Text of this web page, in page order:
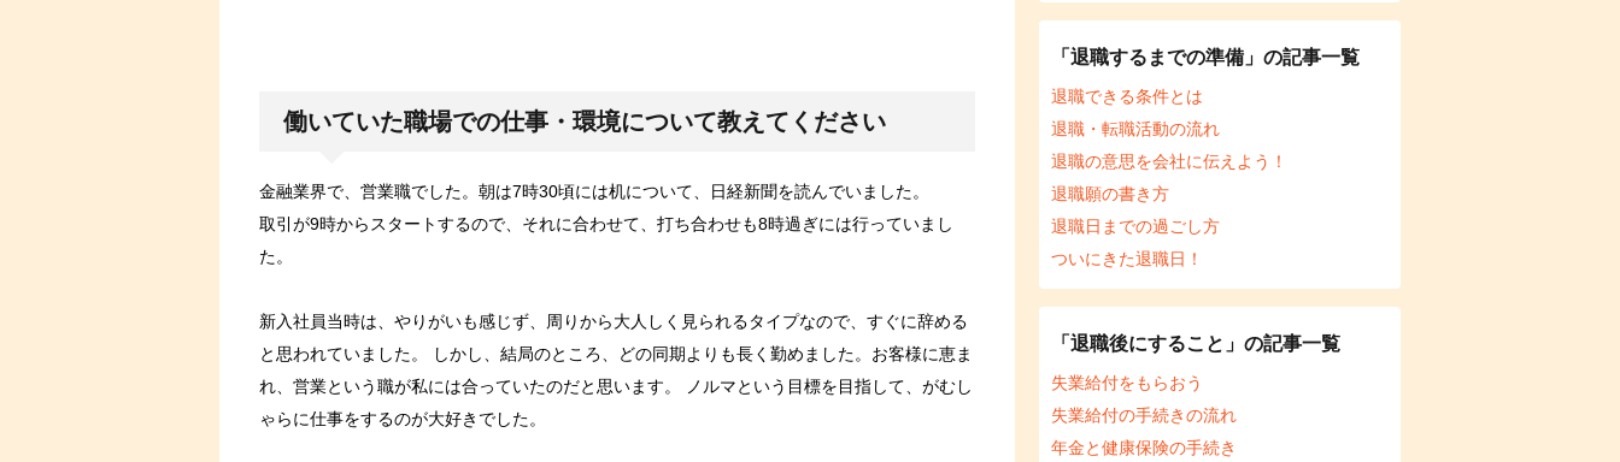
働いていた職場での仕事・環境について教えてください
金融業界で、営業職でした。朝は7時30頃には机について、日経新聞を読んでいました。
取引が9時からスタートするので、それに合わせて、打ち合わせも8時過ぎには行っていまし
た。
新入社員当時は、やりがいも感じず、周りから大人しく見られるタイプなので、すぐに辞める
と思われていました。 しかし、結局のところ、どの同期よりも長く勤めました。お客様に恵ま
れ、営業という職が私には合っていたのだと思います。 ノルマという目標を目指して、がむし
ゃらに仕事をするのが大好きでした。
「退職するまでの準備」の記事一覧
退職できる条件とは
退職・転職活動の流れ
退職の意思を会社に伝えよう！
退職願の書き方
退職日までの過ごし方
ついにきた退職日！
「退職後にすること」の記事一覧
失業給付をもらおう
失業給付の手続きの流れ
年金と健康保険の手続き